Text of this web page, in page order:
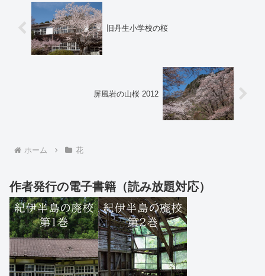
旧丹生小学校の桜
屏風岩の山桜 2012
ホーム 花
作者発行の電子書籍（読み放題対応）